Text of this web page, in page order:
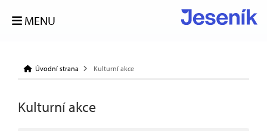
MENU
Úvodní strana Kulturní akce
Kulturní akce